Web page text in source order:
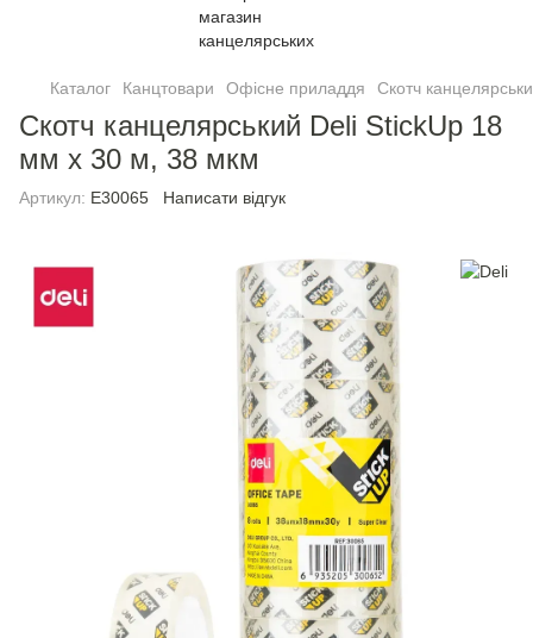
Каталог Канцтовари Офісне приладдя Скотч
Скотч канцелярський Deli StickUp 18
мм х 30 м, 38 мкм
Артикул: E30065 Написати відгук